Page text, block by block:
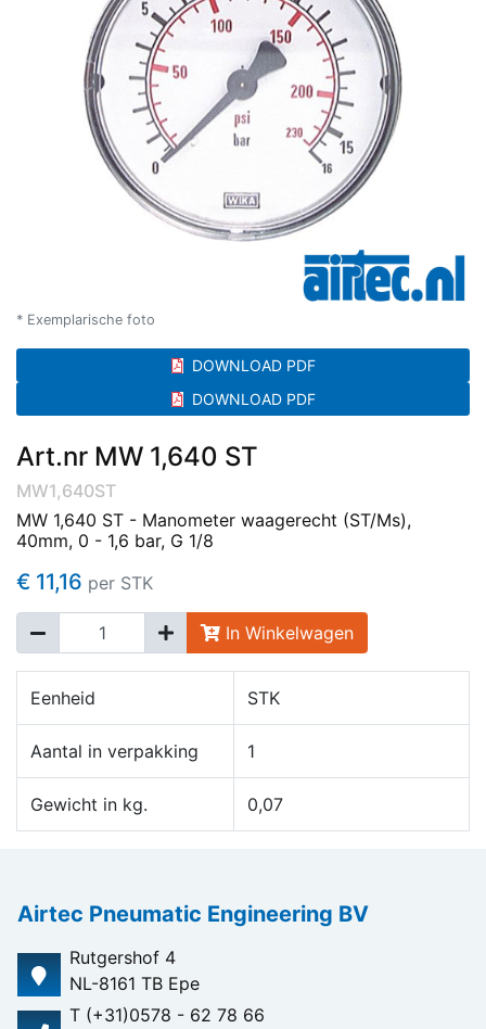
* Exemplarische foto
DOWNLOAD PDF
DOWNLOAD PDF
Art.nr MW 1,640 ST
MW1,640ST
MW 1,640 ST - Manometer waagerecht (ST/Ms),
40mm, 0 - 1,6 bar, G 1/8
€ 11,16 per STK
In Winkelwagen
Eenheid STK
Aantal in verpakking 1
Gewicht in kg. 0,07
Airtec Pneumatic Engineering BV
Rutgershof 4
NL-8161 TB Epe
T (+31)0578 - 62 78 66